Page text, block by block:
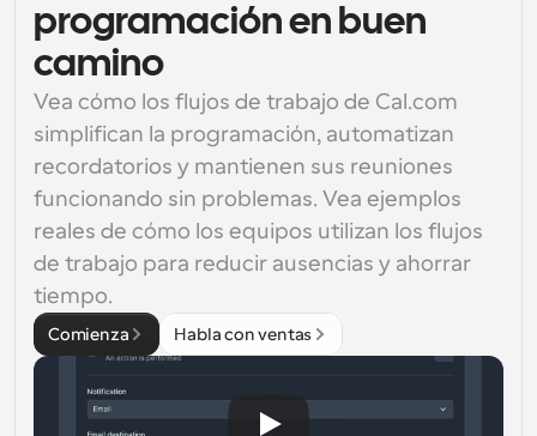
programación en buen
camino
Vea cómo los flujos de trabajo de Cal.com
simplifican la programación, automatizan
recordatorios y mantienen sus reuniones
funcionando sin problemas. Vea ejemplos
reales de cómo los equipos utilizan los flujos
de trabajo para reducir ausencias y ahorrar
tiempo.
Comienza Habla con ventas